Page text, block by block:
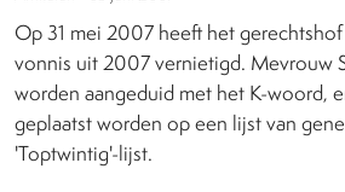
Op 31 mei 2007 heeft het
vonnis uit 2007 vernietigd. Mevrouw
worden aangeduid met het K-woord,
geplaatst worden op een lijst van
'Toptwintig'-lijst.